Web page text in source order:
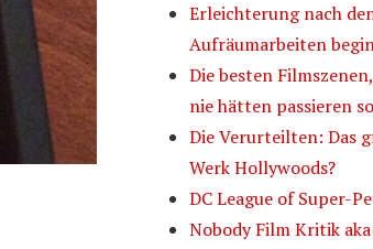
Erleichterung nach
Aufräumarbeiten
Die besten
nie hätten passieren
Die Verurteilten: Das
Werk Hollywoods?
DC League of Super-
Nobody Film Kritik